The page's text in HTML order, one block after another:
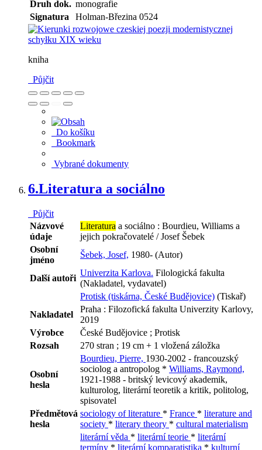
Druh dok. monografie
Signatura
Holman-Březina 0524
kniha
Půjčit
Do košíku
Bookmark
Vybrané dokumenty
6.Literatura a sociálno
Půjčit
Názvové
údaje
Literatura a sociálno : Bourdieu, Williams a
jejich pokračovatelé / Josef Šebek
Osobní
jméno
Šebek, Josef, 1980- (Autor)
Další autoři
Univerzita Karlova. Filologická fakulta
(Nakladatel, vydavatel)
Protisk (tiskárna, České Budějovice) (Tiskař)
Nakladatel
Praha : Filozofická fakulta Univerzity Karlovy,
2019
Výrobce
České Budějovice ; Protisk
Rozsah
270 stran ; 19 cm + 1 vložená záložka
Osobní
hesla
Bourdieu, Pierre, 1930-2002 - francouzský
sociolog a antropolog * Williams, Raymond,
1921-1988 - britský levicový akademik,
kulturolog, literární teoretik a kritik, politolog,
spisovatel
Předmětová
hesla
sociology of literature * France * literature and
society * literary theory * cultural materialism
literární věda * literární teorie * literární
termíny * literární komparatistika * kulturní